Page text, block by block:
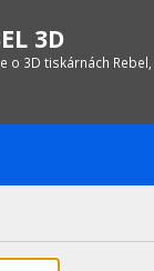
3D
o 3D tiskárnách